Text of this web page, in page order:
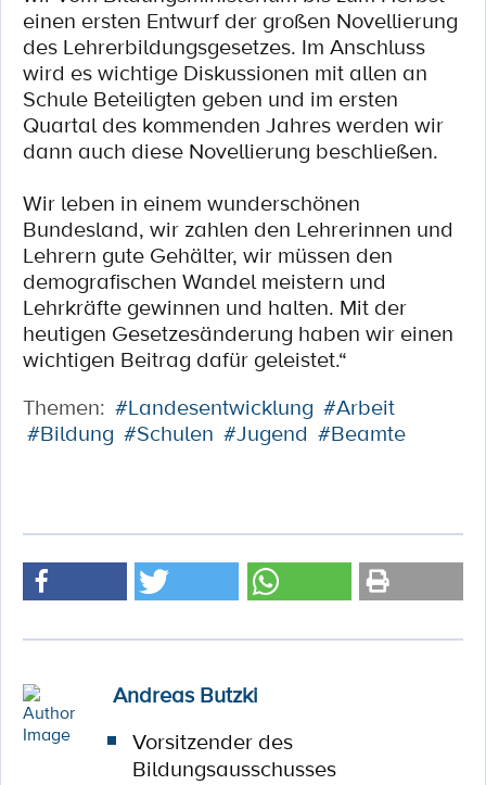
einen ersten Entwurf der großen Novellierung
des Lehrerbildungsgesetzes. Im Anschluss
wird es wichtige Diskussionen mit allen an
Schule Beteiligten geben und im ersten
Quartal des kommenden Jahres werden wir
dann auch diese Novellierung beschließen.
Wir leben in einem wunderschönen
Bundesland, wir zahlen den Lehrerinnen und
Lehrern gute Gehälter, wir müssen den
demografischen Wandel meistern und
Lehrkräfte gewinnen und halten. Mit der
heutigen Gesetzesänderung haben wir einen
wichtigen Beitrag dafür geleistet.“
Themen: #Landesentwicklung #Arbeit
#Bildung #Schulen #Jugend #Beamte
Andreas Butzki
Vorsitzender des
Bildungsausschusses